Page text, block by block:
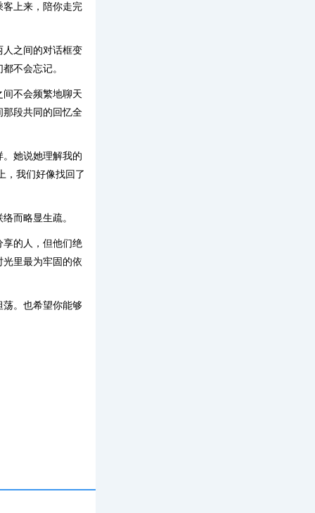
客上来，陪你走完
人之间的对话框变
不会忘记。
不会频繁地聊天
那段共同的回忆全
她说她理解我的
，我们好像找回了
而略显生疏。
享的人，但他们绝
里最为牢固的依
。也希望你能够